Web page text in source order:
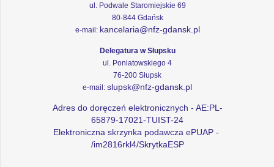
ul. Podwale Staromiejskie 69
80-844 Gdańsk
e-mail: kancelaria@nfz-gdansk.pl
Delegatura w Słupsku
ul. Poniatowskiego 4
76-200 Słupsk
e-mail: slupsk@nfz-gdansk.pl
Adres do doręczeń elektronicznych - AE:PL-
65879-17021-TUIST-24
Elektroniczna skrzynka podawcza ePUAP -
/im2816rkl4/SkrytkaESP